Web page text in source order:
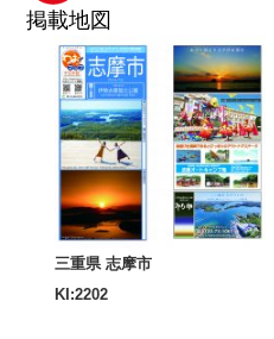
掲載地図
三重県 志摩市
KI:2202